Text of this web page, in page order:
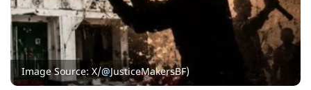
Image Source: X/@JusticeMakersBF)